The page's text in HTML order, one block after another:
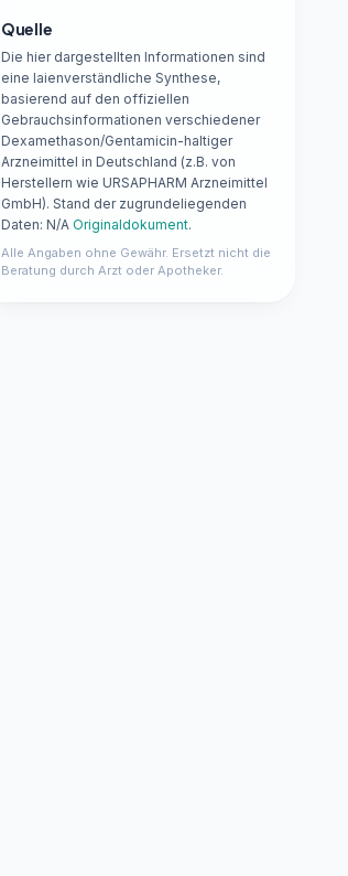
Quelle
Die hier dargestellten Informationen sind
eine laienverständliche Synthese,
basierend auf den offiziellen
Gebrauchsinformationen verschiedener
Dexamethason/Gentamicin-haltiger
Arzneimittel in Deutschland (z.B. von
Herstellern wie URSAPHARM Arzneimittel
GmbH). Stand der zugrundeliegenden
Daten: N/A Originaldokument.
Alle Angaben ohne Gewähr. Ersetzt nicht die
Beratung durch Arzt oder Apotheker.